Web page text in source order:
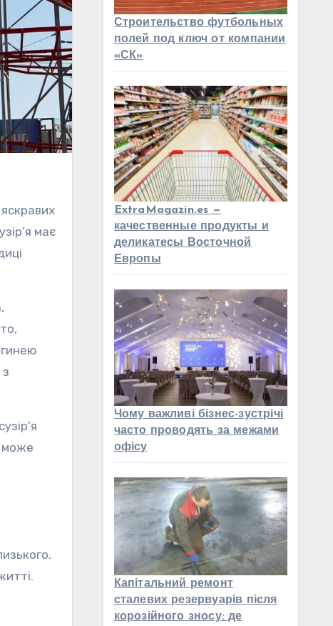
має
може
Строительство футбольных
полей под ключ от компании
«СК»
ExtraMagazin.es —
качественные продукты и
деликатесы Восточной
Европы
Чому важливі бізнес-зустрічі
часто проводять за межами
офісу
Капітальний ремонт
сталевих резервуарів після
корозійного зносу: де